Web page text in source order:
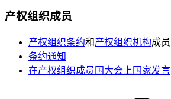
产权组织成员
产权组织条约和产权组织机构成员
条约通知
在产权组织成员国大会上国家发言